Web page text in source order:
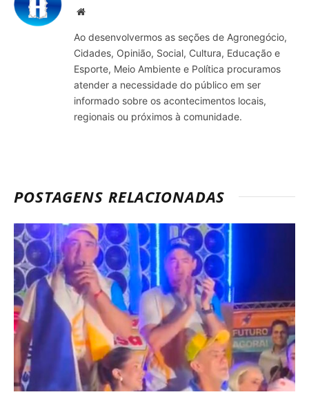
Site
Ao desenvolvermos as seções de Agronegócio,
Cidades, Opinião, Social, Cultura, Educação e
Esporte, Meio Ambiente e Política procuramos
atender a necessidade do público em ser
informado sobre os acontecimentos locais,
regionais ou próximos à comunidade.
POSTAGENS RELACIONADAS